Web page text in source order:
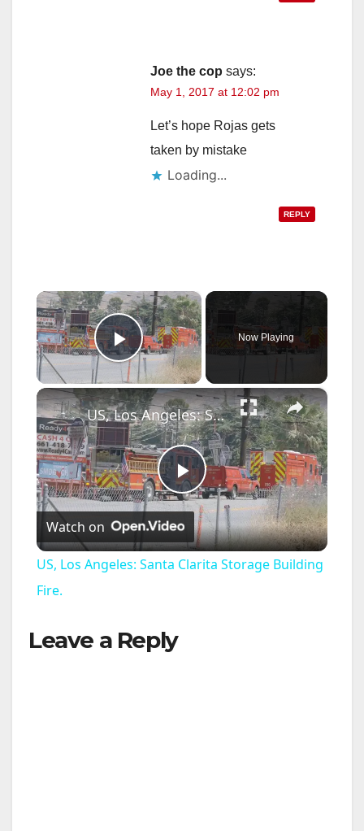
Joe the cop says:
May 1, 2017 at 12:02 pm
Let’s hope Rojas gets
taken by mistake
Loading...
REPLY
×
Play Video
Now Playing
×
P
l
US, Los Angeles: Santa Clarita Storage Building Fire.
Watch on
US, Los Angeles: Santa Clarita Storage Building
Fire.
Leave a Reply